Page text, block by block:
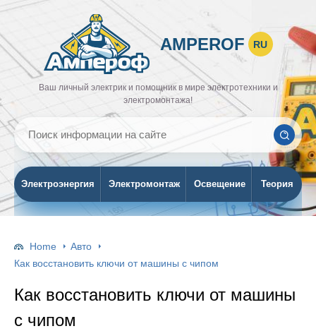
AMPEROF RU
Ваш личный электрик и помощник в мире электротехники и
электромонтажа!
Электроэнергия Электромонтаж Освещение Теория
Home
Авто
Как восстановить ключи от машины с чипом
Как восстановить ключи от машины
с чипом